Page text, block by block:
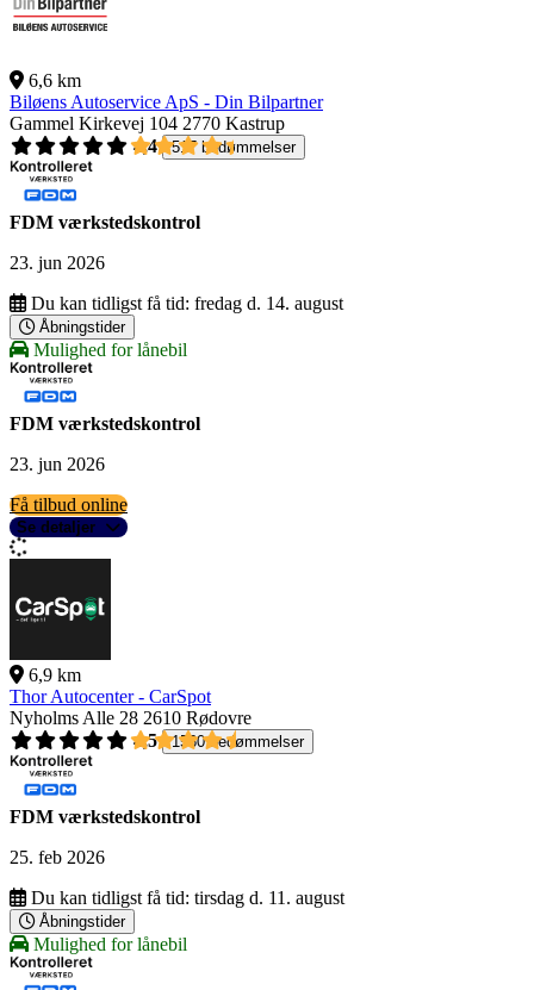
6,6 km
Biløens Autoservice ApS - Din Bilpartner
Gammel Kirkevej 104 2770 Kastrup
4,4
517 bedømmelser
FDM værkstedskontrol
23. jun 2026
Du kan tidligst få tid: fredag d. 14. august
Åbningstider
Mulighed for lånebil
FDM værkstedskontrol
23. jun 2026
Få tilbud online
Se detaljer
6,9 km
Thor Autocenter - CarSpot
Nyholms Alle 28 2610 Rødovre
4,5
1560 bedømmelser
FDM værkstedskontrol
25. feb 2026
Du kan tidligst få tid: tirsdag d. 11. august
Åbningstider
Mulighed for lånebil